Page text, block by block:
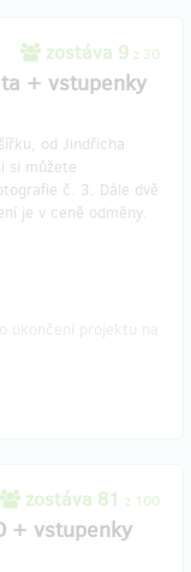
zostáva 9 z 30
+ vstupenky
od Jindřicha
si můžete
č. 3. Dále dvě
je v ceně odměny.
zostáva 81 z 100
+ vstupenky